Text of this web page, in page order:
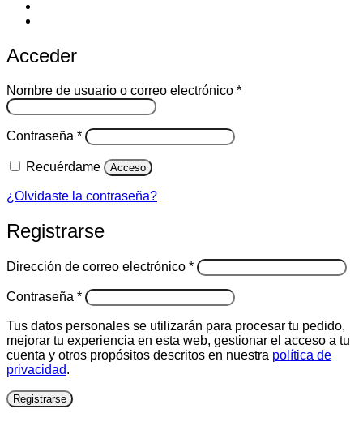
Acceder
Nombre de usuario o correo electrónico *Obligatorio
Contraseña *Obligatorio
Recuérdame Acceso
¿Olvidaste la contraseña?
Registrarse
Dirección de correo electrónico *Obligatorio
Contraseña *Obligatorio
Tus datos personales se utilizarán para procesar tu pedido,
mejorar tu experiencia en esta web, gestionar el acceso a tu
cuenta y otros propósitos descritos en nuestra política de
privacidad.
Registrarse